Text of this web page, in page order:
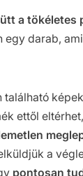
a tökéletes
egy darab,
található képek
ettől
a
pontosan